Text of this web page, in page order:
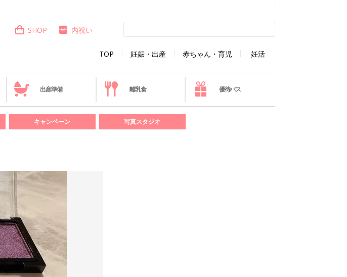
TOP 妊娠・出産 赤ちゃん・育児 妊活
SHOP 内祝い
出産準備 離乳食 優待パス
キャンペーン 写真スタジオ